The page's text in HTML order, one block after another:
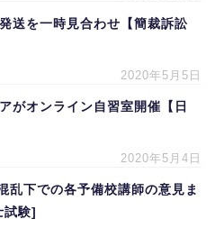
送を一時見合わせ【簡裁訴訟
2020年5月5日
がオンライン自習室開催【日
2020年5月4日
乱下での各予備校講師の意見ま
試験]